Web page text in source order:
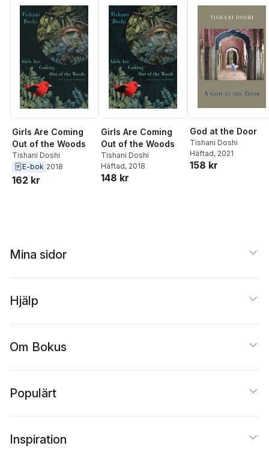
Anthony Jones,
Melanie Perry,Derek
Dominic
Williams,Colm Ó
Ciarnáin,Lucy Durneen
Ferhat Mahir Çakaloz,
Dana Perry,Maria
McManus, Ica
Fisherstöm,
Michelle
Dooley Mahon,Chris
Calvin Wharton,Phelim
Kavanagh,Eleanor
Shaw,Rhian Elizabeth
Jeni Williams
Holborow
Girls Are Coming
Out of the Woods
Tishani Doshi
E-bok 2018
162 kr
Girls Are Coming
Out of the Woods
Tishani Doshi
Häftad, 2018
148 kr
God at the Door
Tishani Doshi
Häftad, 2021
158 kr
Mina sidor
Hjälp
Om Bokus
Populärt
Inspiration